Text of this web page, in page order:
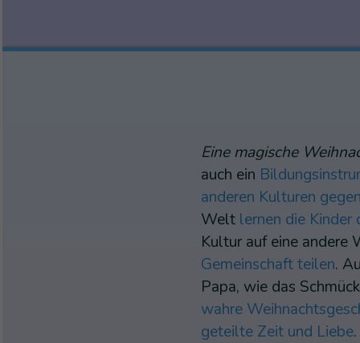
Eine magische
auch ein
anderen Kulturen
Welt lernen die Kinder
Kultur auf eine andere
Gemeinschaft teilen.
Papa, wie das
wahre
geteilte Zeit und Liebe.